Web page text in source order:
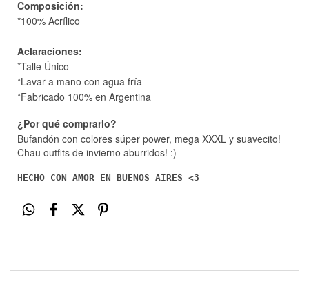
Composición:
*100% Acrílico
Aclaraciones:
*Talle Único
*Lavar a mano con agua fría
*Fabricado 100% en Argentina
¿Por qué comprarlo?
Bufandón con colores súper power, mega XXXL y suavecito!
Chau outfits de invierno aburridos! :)
HECHO CON AMOR EN BUENOS AIRES <3